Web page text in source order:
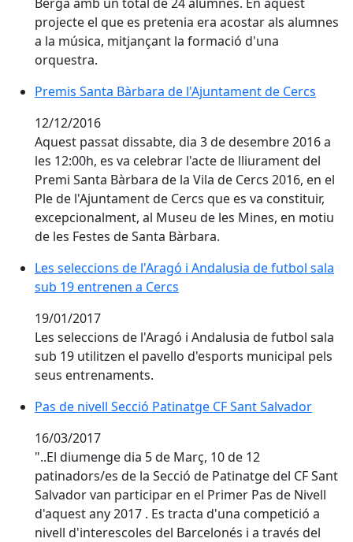
projecte el que es pretenia era acostar als alumnes
a la música, mitjançant la formació d'una
orquestra.
Premis Santa Bàrbara de l'Ajuntament de Cercs
Premis Santa Bàrbara de l'Ajuntament de Cercs
12/12/2016
Aquest passat dissabte, dia 3 de desembre 2016 a
les 12:00h, es va celebrar l'acte de lliurament del
Premi Santa Bàrbara de la Vila de Cercs 2016, en el
Ple de l'Ajuntament de Cercs que es va constituir,
excepcionalment, al Museu de les Mines, en motiu
de les Festes de Santa Bàrbara.
Les seleccions de l'Aragó i Andalusia de futbol sala
Les seleccions de l'Aragó i Andalusia de futbol sala
sub 19 entrenen a Cercs
19/01/2017
Les seleccions de l'Aragó i Andalusia de futbol sala
sub 19 utilitzen el pavello d'esports municipal pels
seus entrenaments.
Pas de nivell Secció Patinatge CF Sant Salvador
Pas de nivell Secció Patinatge CF Sant Salvador
16/03/2017
"..El diumenge dia 5 de Març, 10 de 12
patinadors/es de la Secció de Patinatge del CF Sant
Salvador van participar en el Primer Pas de Nivell
d'aquest any 2017 . Es tracta d'una competició a
nivell d'interescoles del Barcelonés i a través del